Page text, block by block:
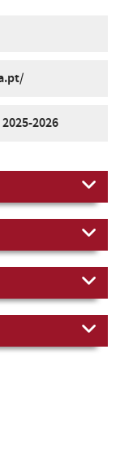
2025-2026